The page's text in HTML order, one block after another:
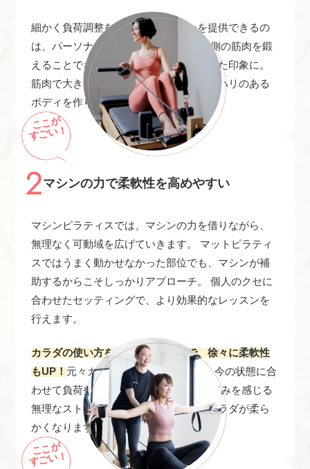
細かく負荷調整をしながらレッスンを提供できるの
は、パーソナルならでは。 カラダの内側の筋肉を鍛
えることでギュッと引き締まり、凛とした印象に。
筋肉で大きく見た目を肥大させず、メリハリのある
ボディを作りたい方にはぴったりです。
ここが
すごい！
2マシンの力で柔軟性を高めやすい
マシンピラティスでは、マシンの力を借りながら、
無理なく可動域を広げていきます。 マットピラティ
スではうまく動かせなかった部位でも、マシンが補
助するからこそしっかりアプローチ。 個人のクセに
合わせたセッティングで、より効果的なレッスンを
行えます。
カラダの使い方を覚えていくことで、徐々に柔軟性
もUP！ 元々カラダが硬かった方でも、 今の状態に合
わせて負荷や動きを調整できるので、 痛みを感じる
無理なストレッチをしなくても徐々にカラダが柔ら
かくなります。
ここが
すごい！